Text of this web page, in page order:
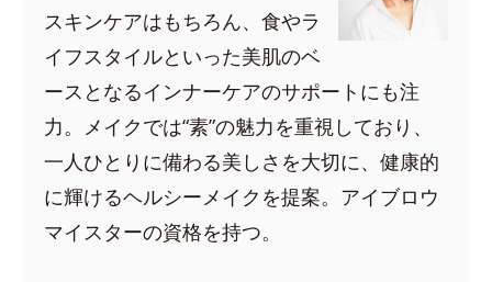
スキンケアはもちろん、食やラ
イフスタイルといった美肌のベ
ースとなるインナーケアのサポートにも注
力。メイクでは“素”の魅力を重視しており、
一人ひとりに備わる美しさを大切に、健康的
に輝けるヘルシーメイクを提案。アイブロウ
マイスターの資格を持つ。